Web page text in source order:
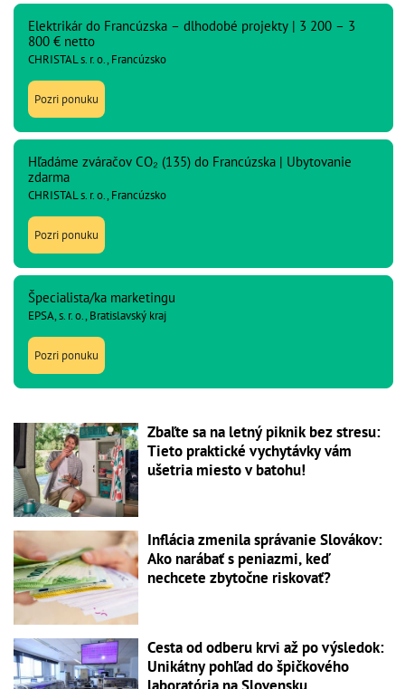
Elektrikár do Francúzska – dlhodobé projekty | 3 200 – 3
800 € netto
CHRISTAL s. r. o., Francúzsko
Pozri ponuku
Hľadáme zváračov CO₂ (135) do Francúzska | Ubytovanie
zdarma
CHRISTAL s. r. o., Francúzsko
Pozri ponuku
Špecialista/ka marketingu
EPSA, s. r. o., Bratislavský kraj
Pozri ponuku
Zbaľte sa na letný piknik bez stresu:
Tieto praktické vychytávky vám
ušetria miesto v batohu!
Inflácia zmenila správanie Slovákov:
Ako narábať s peniazmi, keď
nechcete zbytočne riskovať?
Cesta od odberu krvi až po výsledok:
Unikátny pohľad do špičkového